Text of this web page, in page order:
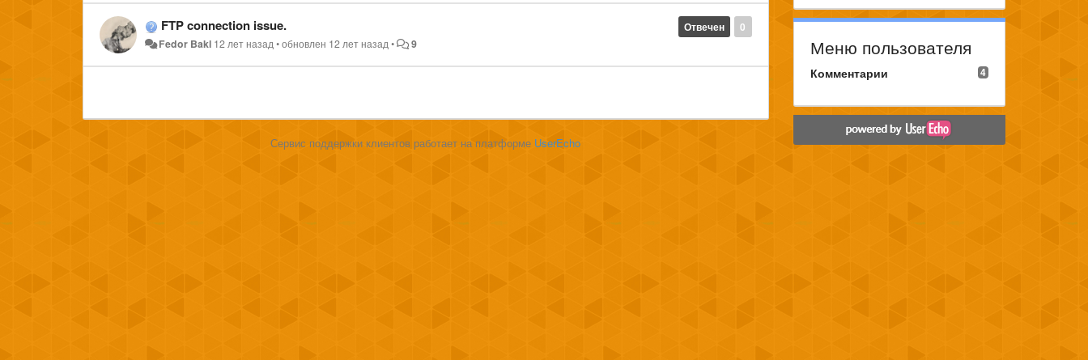
0
Отвечен
FTP connection issue.
Fedor Bakl 12 лет назад•обновлен 12 лет назад• 9
Сервис поддержки клиентов работает на платформе UserEcho
Меню пользователя
4
Комментарии